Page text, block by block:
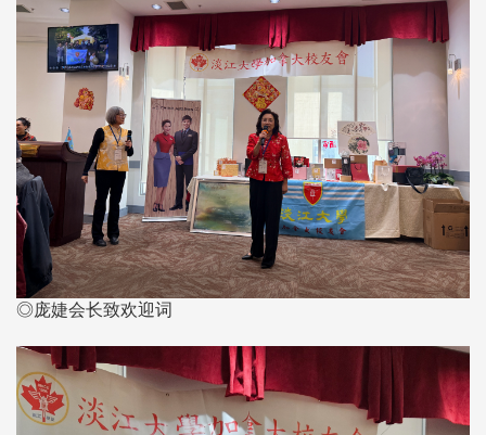
◎庞婕会长致欢迎词